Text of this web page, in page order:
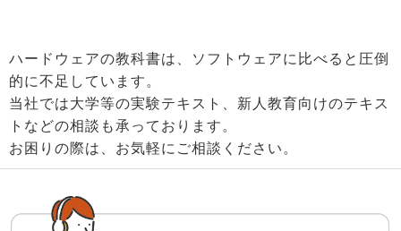
ハードウェアの教科書は、ソフトウェアに比べると圧倒
的に不足しています。
当社では大学等の実験テキスト、新人教育向けのテキス
トなどの相談も承っております。
お困りの際は、お気軽にご相談ください。